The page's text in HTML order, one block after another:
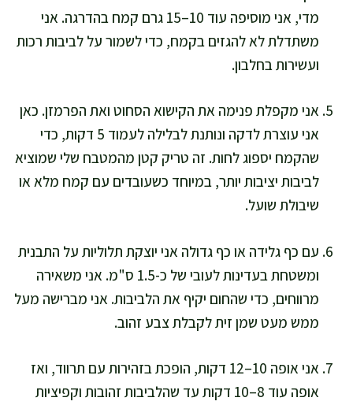
מדי, אני מוסיפה עוד 10–15 גרם קמח בהדרגה. אני
משתדלת לא להגזים בקמח, כדי לשמור על לביבות רכות
ועשירות בחלבון.
אני מקפלת פנימה את הקישוא הסחוט ואת הפרמזן. כאן
אני עוצרת לדקה ונותנת לבלילה לעמוד 5 דקות, כדי
שהקמח יספוג לחות. זה טריק קטן מהמטבח שלי שמוציא
לביבות יציבות יותר, במיוחד כשעובדים עם קמח מלא או
שיבולת שועל.
עם כף גלידה או כף גדולה אני יוצקת תלוליות על התבנית
ומשטחת בעדינות לעובי של כ-1.5 ס"מ. אני משאירה
מרווחים, כדי שהחום יקיף את הלביבות. אני מברישה מעל
ממש מעט שמן זית לקבלת צבע זהוב.
אני אופה 10–12 דקות, הופכת בזהירות עם תרווד, ואז
אופה עוד 8–10 דקות עד שהלביבות זהובות וקפיציות